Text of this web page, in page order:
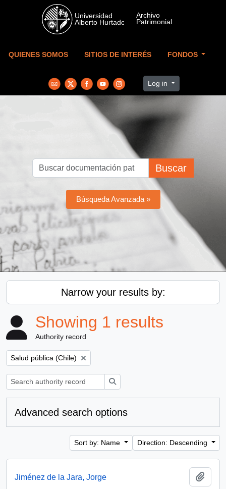
Skip to main content
QUIENES SOMOS SITIOS DE INTERÉS FONDOS
Log in
Buscar
Búsqueda Avanzada »
Narrow your results by:
Showing 1 results
Authority record
Remove filter:
Salud pública (Chile)
Advanced search options
Sort by: Name Direction: Descending
Jiménez de la Jara, Jorge